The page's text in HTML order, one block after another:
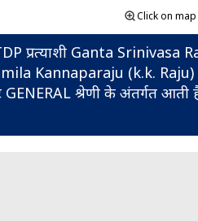
Click on
प्रत्याशी Ganta Srinivasa
Kannaparaju (k.k.
श्रेणी के अंतर्गत आती